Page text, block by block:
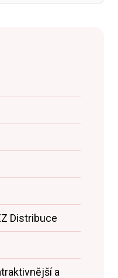
Distribuce
a